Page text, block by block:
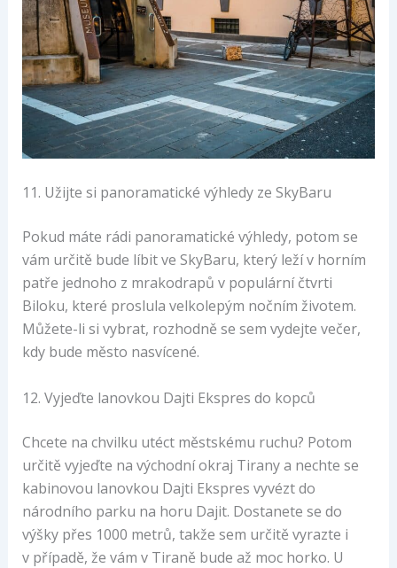
11. Užijte si panoramatické výhledy ze SkyBaru
Pokud máte rádi panoramatické výhledy, potom se
vám určitě bude líbit ve SkyBaru, který leží v horním
patře jednoho z mrakodrapů v populární čtvrti
Biloku, které proslula velkolepým nočním životem.
Můžete-li si vybrat, rozhodně se sem vydejte večer,
kdy bude město nasvícené.
12. Vyjeďte lanovkou Dajti Ekspres do kopců
Chcete na chvilku utéct městskému ruchu? Potom
určitě vyjeďte na východní okraj Tirany a nechte se
kabinovou lanovkou Dajti Ekspres vyvézt do
národního parku na horu Dajit. Dostanete se do
výšky přes 1000 metrů, takže sem určitě vyrazte i
v případě, že vám v Tiraně bude až moc horko. U